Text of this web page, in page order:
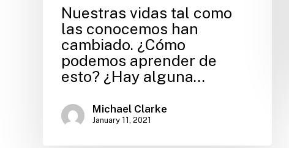
Nuestras vidas tal como
las conocemos han
cambiado. ¿Cómo
podemos aprender de
esto? ¿Hay alguna…
Michael Clarke
January 11, 2021